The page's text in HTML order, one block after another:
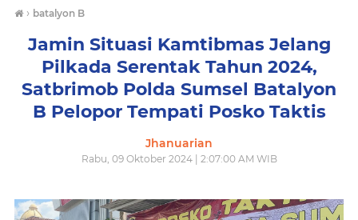
› batalyon B
Jamin Situasi Kamtibmas Jelang
Pilkada Serentak Tahun 2024,
Satbrimob Polda Sumsel Batalyon
B Pelopor Tempati Posko Taktis
Jhanuarian
Rabu, 09 Oktober 2024 | 2:07:00 AM WIB